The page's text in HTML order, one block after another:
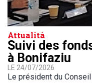
Attualità
Suivi des
à Bonifaziu
LE 24/07/2026
Le président du